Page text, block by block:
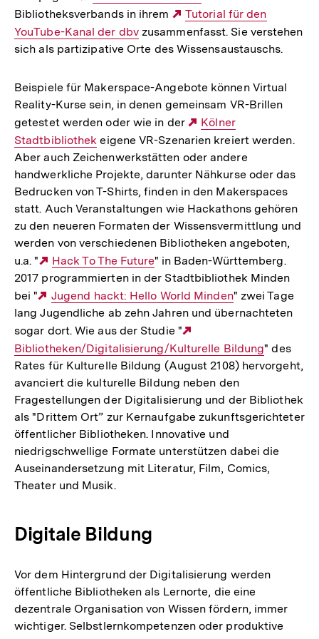
Link:
Bibliotheksverbands in ihrem
Externer
Link:
Tutorial für den
YouTube-Kanal der dbvzusammenfasst. Sie verstehen
sich als partizipative Orte des Wissensaustauschs.
Beispiele für Makerspace-Angebote können Virtual
Reality-Kurse sein, in denen gemeinsam VR-Brillen
getestet werden oder wie in der
Externer
Link:
Kölner
Stadtbibliothek eigene VR-Szenarien kreiert werden.
Aber auch Zeichenwerkstätten oder andere
handwerkliche Projekte, darunter Nähkurse oder das
Bedrucken von T-Shirts, finden in den Makerspaces
statt. Auch Veranstaltungen wie Hackathons gehören
zu den neueren Formaten der Wissensvermittlung und
werden von verschiedenen Bibliotheken angeboten,
u.a. "
Externer
Link:
Hack To The Future" in Baden-Württemberg.
2017 programmierten in der Stadtbibliothek Minden
bei "
Externer
Link:
Jugend hackt: Hello World Minden" zwei Tage
lang Jugendliche ab zehn Jahren und übernachteten
sogar dort. Wie aus der Studie "
Link:
Bibliotheken/Digitalisierung/Kulturelle Bildung" des
Rates für Kulturelle Bildung (August 2108) hervorgeht,
avanciert die kulturelle Bildung neben den
Fragestellungen der Digitalisierung und der Bibliothek
als "Drittem Ort” zur Kernaufgabe zukunftsgerichteter
öffentlicher Bibliotheken. Innovative und
niedrigschwellige Formate unterstützen dabei die
Auseinandersetzung mit Literatur, Film, Comics,
Theater und Musik.
Digitale Bildung
Vor dem Hintergrund der Digitalisierung werden
öffentliche Bibliotheken als Lernorte, die eine
dezentrale Organisation von Wissen fördern, immer
wichtiger. Selbstlernkompetenzen oder produktive